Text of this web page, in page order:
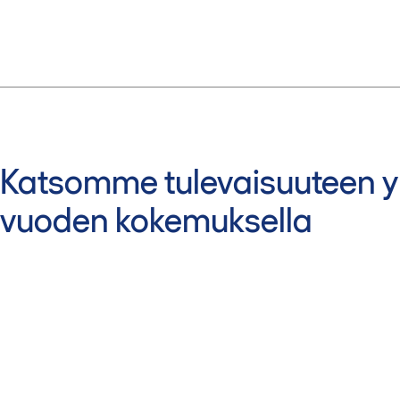
Katsomme tulevaisuuteen
vuoden kokemuksella